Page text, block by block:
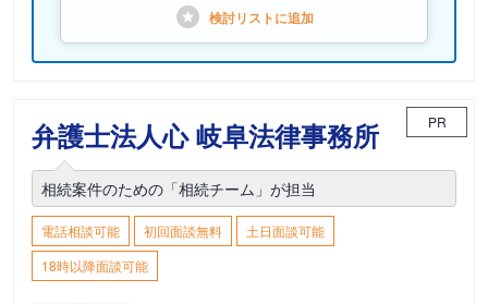
検討リストに追加
弁護士法人心 岐阜法律事務所 PR
相続案件のための「相続チーム」が担当
電話相談可能 初回面談無料
土日面談可能
18時以降面談可能